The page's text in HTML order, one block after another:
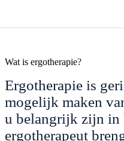
Wat is ergotherapie?
Ergotherapie is
mogelijk maken
u belangrijk zijn in
ergotherapeut